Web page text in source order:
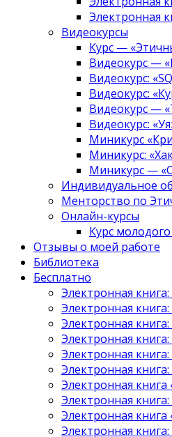
Электронная
Видеокурсы
Курс —
Видеокурс —
Видеокурс:
Видеокурс:
Видеокурс —
Видеокурс:
Миникурс
Миникурс:
Миникурс —
Индивидуальное
Менторство по
Онлайн-курсы
Курс
Отзывы о моей работе
Библиотека
Бесплатно
Электронная
Электронная
Электронная
Электронная
Электронная
Электронная
Электронная книга
Электронная книга:
Электронная книга
Электронная